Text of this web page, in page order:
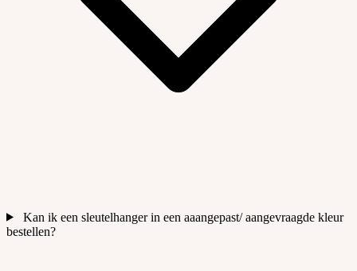
Kan ik een sleutelhanger in een aaangepast/ aangevraagde kleur
bestellen?